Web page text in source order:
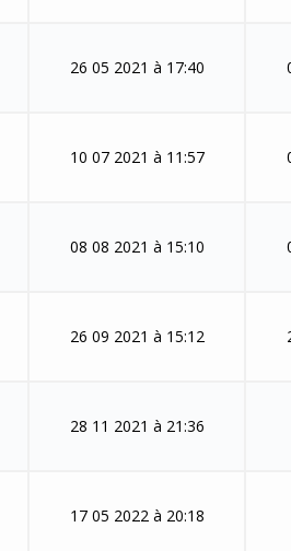
26 05 2021 à 17:40
10 07 2021 à 11:57
08 08 2021 à 15:10
26 09 2021 à 15:12
28 11 2021 à 21:36
17 05 2022 à 20:18